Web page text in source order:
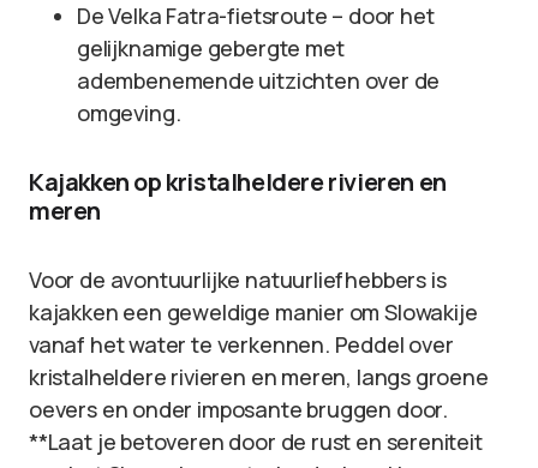
De Velka Fatra-fietsroute – door het
gelijknamige gebergte met
adembenemende uitzichten over de
omgeving.
Kajakken op kristalheldere rivieren en
meren
Voor de avontuurlijke natuurliefhebbers is
kajakken een geweldige manier om Slowakije
vanaf het water te verkennen. Peddel over
kristalheldere rivieren en meren, langs groene
oevers en onder imposante bruggen door.
**Laat je betoveren door de rust en sereniteit